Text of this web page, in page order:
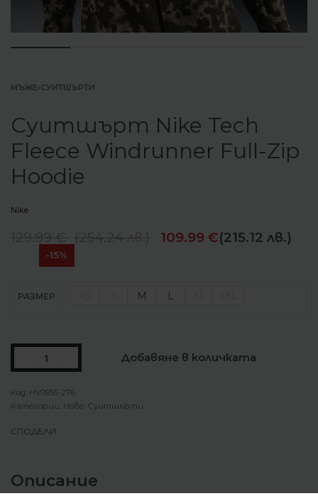
МЪЖЕ›СУИТШЪРТИ
Суитшърт Nike Tech
Fleece Windrunner Full-Zip
Hoodie
Nike
109.99 €(215.12 лв.)
-15%
РАЗМЕР M L
Добавяне в количката
HV0955-276
Категории: Ново Суитшърти
СПОДЕЛИ
Описание